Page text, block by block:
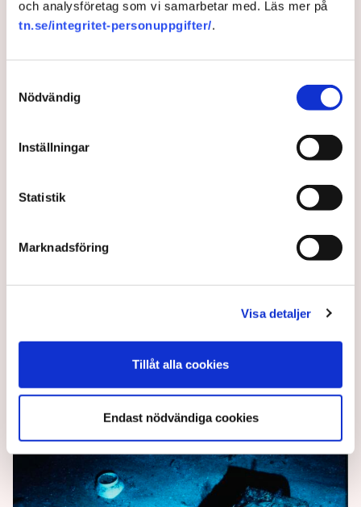
och analysföretag som vi samarbetar med. Läs mer på
tn.se/integritet-personuppgifter/.
Nödvändig
Inställningar
Statistik
Marknadsföring
Visa detaljer
Tillåt alla cookies
Endast nödvändiga cookies
2 years ago | Av: Gabriel Cardona Cervantes
Volvo Cars ser risker med
amerikansk klimatlag
Det nya paketet av klimat- och miljösubventioner
från Bidenregeringen kommer med tuffa krav på att
både produktion och insatsvaror ska komma från
Av: TT